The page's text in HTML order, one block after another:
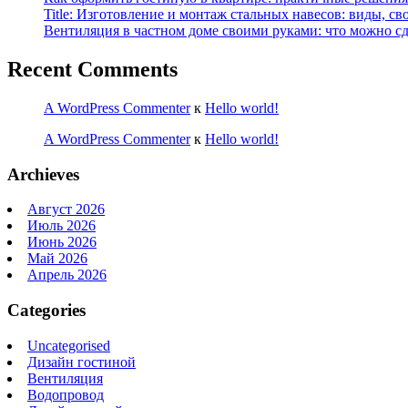
Title: Изготовление и монтаж стальных навесов: виды,
Вентиляция в частном доме своими руками: что можно
Recent Comments
A WordPress Commenterк Hello world!
A WordPress Commenterк Hello world!
Archieves
Август 2026
Июль 2026
Июнь 2026
Май 2026
Апрель 2026
Categories
Uncategorised
Дизайн гостиной
Вентиляция
Водопровод